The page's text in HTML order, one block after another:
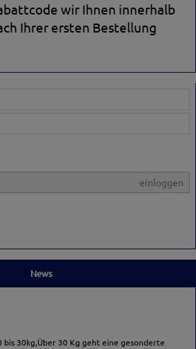
wir Ihnen innerhalb
Ihrer ersten Bestellung
einloggen
News
bis 30kg,Über 30 Kg geht eine gesonderte